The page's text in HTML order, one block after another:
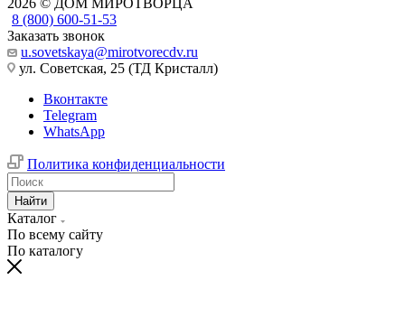
2026 © ДОМ МИРОТВОРЦА
8 (800) 600-51-53
Заказать звонок
u.sovetskaya@mirotvorecdv.ru
ул. Советская, 25 (ТД Кристалл)
Вконтакте
Telegram
WhatsApp
Политика конфиденциальности
Найти
Каталог
По всему сайту
По каталогу